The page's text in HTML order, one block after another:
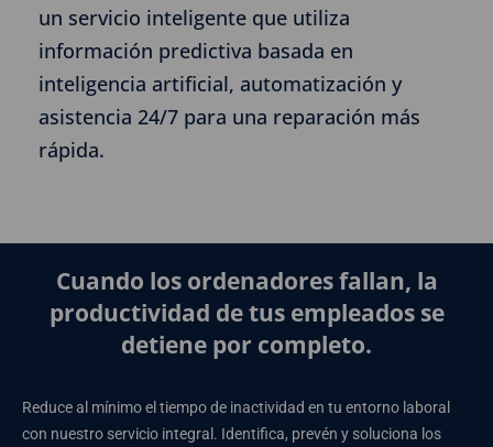
un servicio inteligente que utiliza
información predictiva basada en
inteligencia artificial, automatización y
asistencia 24/7 para una reparación más
rápida.
Cuando los ordenadores fallan, la
productividad de tus empleados se
detiene por completo.
Reduce al mínimo el tiempo de inactividad en tu entorno laboral
con nuestro servicio integral. Identifica, prevén y soluciona los